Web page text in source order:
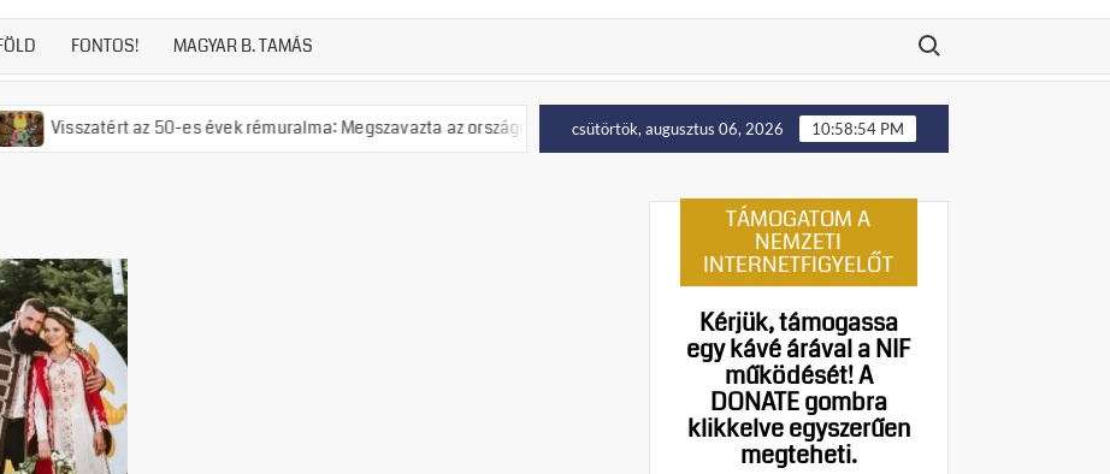
FONTOS! MAGYAR B. TAMÁS
Search for:
az 50-es évek rémuralma: Megszavazta az országgyűlés a tiszás ÁVH felállítását! Putyin: Ukrajna nyugati területei előbb-
csütörtök, augusztus 06, 2026 10:58:55 PM
TÁMOGATOM A
NEMZETI
INTERNETFIGYELŐT
Kérjük, támogassa
egy kávé árával a NIF
működését!A
DONATE gombra
klikkelve egyszerűen
megteheti.